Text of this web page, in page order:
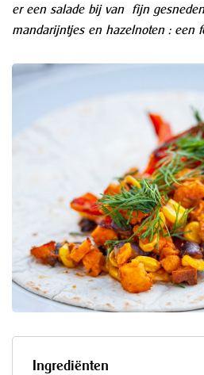
er een salade bij van fijn
mandarijntjes en hazelnoten : een
Ingrediënten